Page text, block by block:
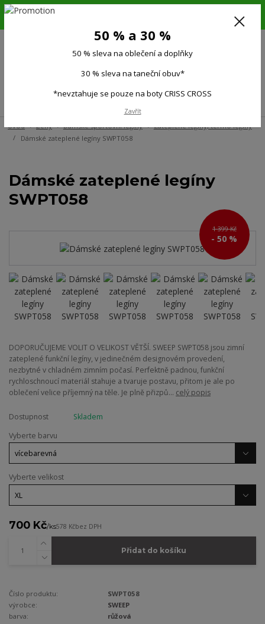
6.-16.8.26. DOVOLENÁ !!! 50 % SLEVA na všechno oblečení a doplňky !!!
(Po-Pá 9:00-15.00)
Úvod Ženy Dámské sportovní legíny
Zateplené legíny, termo legíny
Dámské zateplené legíny SWPT058
Dámské zateplené legíny
SWPT058
1 399 Kč
- 50 %
DOPORUČUJEME VOLIT O VELIKOST VĚTŠÍ. SWEEP SWPT058 jsou zimní
zateplené funkční legíny, v jedinečném designovém provedení,
nezbytné v chladném zimním počasí. Perfektně padnou, funkční
rychloschnoucí materiál stahuje a tvaruje postavu, přitom je ale po
oblečení velice příjemný na těle. Je plně přizpů... celý popis
Dostupnost
Skladem
Vyberte barvu
Vyberte velikost
700 Kč/ks578 Kčbez DPH
Přidat do košíku
Číslo produktu:
SWPT058
výrobce:
SWEEP
barva:
růžová
50 % a 30 %
50 % sleva na oblečení a doplňky
30 % sleva na taneční obuv*
*nevztahuje se pouze na boty CRISS CROSS
Zavřít